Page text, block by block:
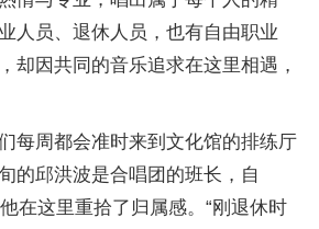
人员、退休人员，也有自由职业
却因共同的音乐追求在这里相遇，
每周都会准时来到文化馆的排练厅
的邱洪波是合唱团的班长，自
在这里重拾了归属感。“刚退休时